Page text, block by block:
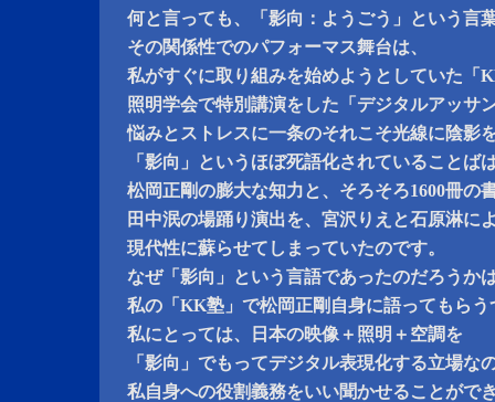
何と言っても、「影向：ようごう」という言
その関係性でのパフォーマス舞台は、
私がすぐに取り組みを始めようとしていた「
照明学会で特別講演をした「デジタルアッサ
悩みとストレスに一条のそれこそ光線に陰影
「影向」というほぼ死語化されていることば
松岡正剛の膨大な知力と、そろそろ1600冊の
田中泯の場踊り演出を、宮沢りえと石原淋に
現代性に蘇らせてしまっていたのです。
なぜ「影向」という言語であったのだろうか
私の「KK塾」で松岡正剛自身に語ってもらう
私にとっては、日本の映像＋照明＋空調を
「影向」でもってデジタル表現化する立場な
私自身への役割義務をいい聞かせることがで